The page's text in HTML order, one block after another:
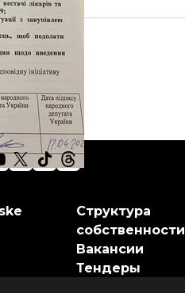
Структура
собственности
Вакансии
Тендеры